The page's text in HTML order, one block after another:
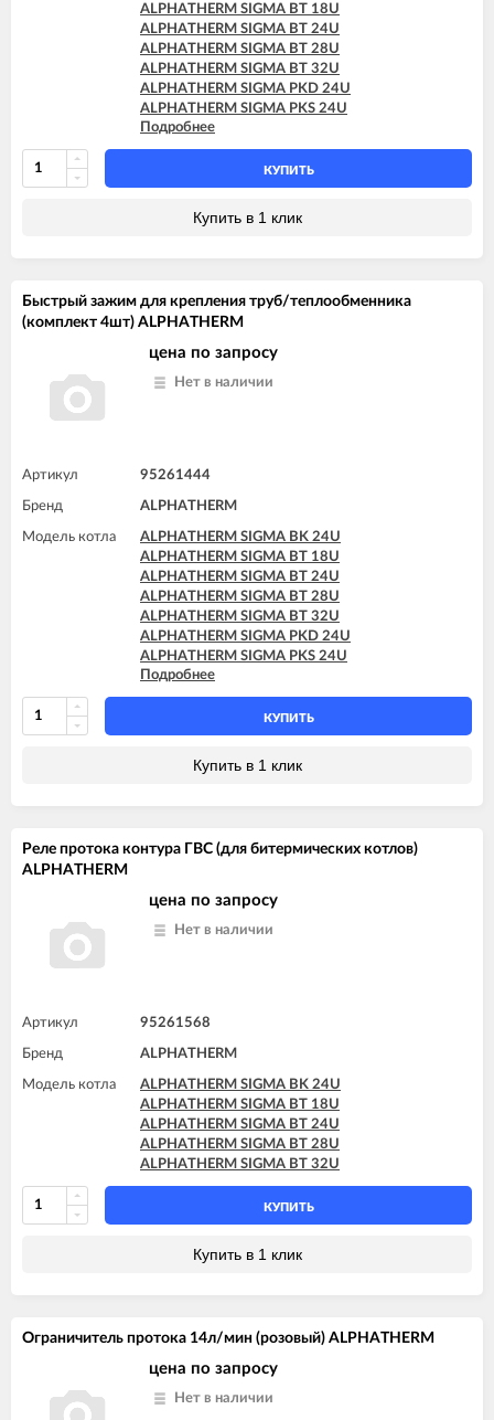
ALPHATHERM SIGMA BT 18U
ALPHATHERM SIGMA BT 24U
ALPHATHERM SIGMA BT 28U
ALPHATHERM SIGMA BT 32U
ALPHATHERM SIGMA PKD 24U
ALPHATHERM SIGMA PKS 24U
ALPHATHERM SIGMA PTD 24U
ALPHATHERM SIGMA PTD 28U
ALPHATHERM SIGMA PTS 18U
ALPHATHERM SIGMA PTS 24U
Подробнее
КУПИТЬ
Купить в 1 клик
Быстрый зажим для крепления труб/теплообменника
(комплект 4шт) ALPHATHERM
цена по запросу
Нет в наличии
Артикул 95261444
Бренд ALPHATHERM
Модель котла
ALPHATHERM SIGMA BK 24U
ALPHATHERM SIGMA BT 18U
ALPHATHERM SIGMA BT 24U
ALPHATHERM SIGMA BT 28U
ALPHATHERM SIGMA BT 32U
ALPHATHERM SIGMA PKD 24U
ALPHATHERM SIGMA PKS 24U
ALPHATHERM SIGMA PTD 24U
ALPHATHERM SIGMA PTD 28U
ALPHATHERM SIGMA PTS 18U
ALPHATHERM SIGMA PTS 24U
Подробнее
КУПИТЬ
Купить в 1 клик
Реле протока контура ГВС (для битермических котлов)
ALPHATHERM
цена по запросу
Нет в наличии
Артикул 95261568
Бренд ALPHATHERM
Модель котла
ALPHATHERM SIGMA BK 24U
ALPHATHERM SIGMA BT 18U
ALPHATHERM SIGMA BT 24U
ALPHATHERM SIGMA BT 28U
ALPHATHERM SIGMA BT 32U
КУПИТЬ
Купить в 1 клик
Ограничитель протока 14л/мин (розовый) ALPHATHERM
цена по запросу
Нет в наличии